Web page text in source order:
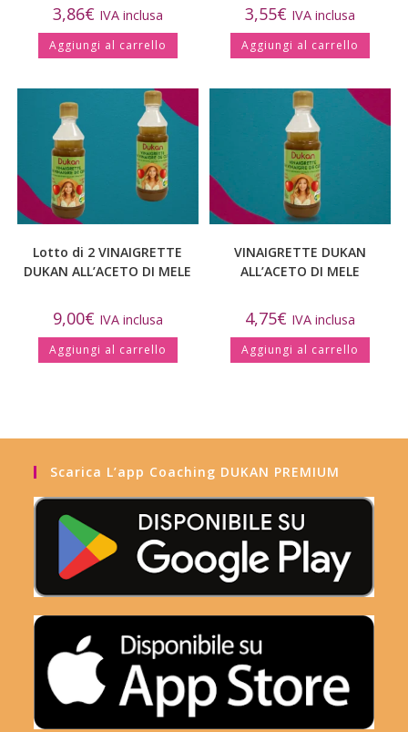
3,86€ IVA inclusa
Aggiungi al carrello
3,55€ IVA inclusa
Aggiungi al carrello
Lotto di 2 VINAIGRETTE
DUKAN ALL’ACETO DI MELE
9,00€ IVA inclusa
Aggiungi al carrello
VINAIGRETTE DUKAN
ALL’ACETO DI MELE
4,75€ IVA inclusa
Aggiungi al carrello
Scarica L’app Coaching DUKAN PREMIUM